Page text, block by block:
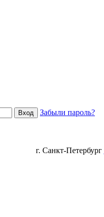
Забыли пароль?
г. Санкт-Петербург